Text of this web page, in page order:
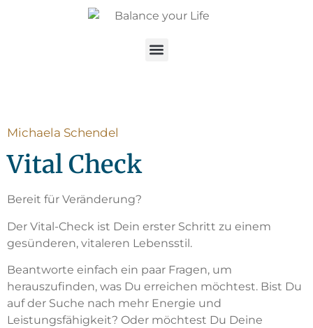
Michaela Schendel
Vital Check
Bereit für Veränderung?
Der Vital-Check ist Dein erster Schritt zu einem
gesünderen, vitaleren Lebensstil.
Beantworte einfach ein paar Fragen, um
herauszufinden, was Du erreichen möchtest. Bist Du
auf der Suche nach mehr Energie und
Leistungsfähigkeit? Oder möchtest Du Deine